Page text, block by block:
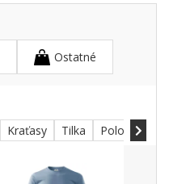
Ostatné
Kraťasy Tilka Polokošele